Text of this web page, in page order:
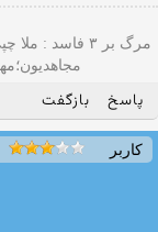
پاسخ بازگفت
کاربر